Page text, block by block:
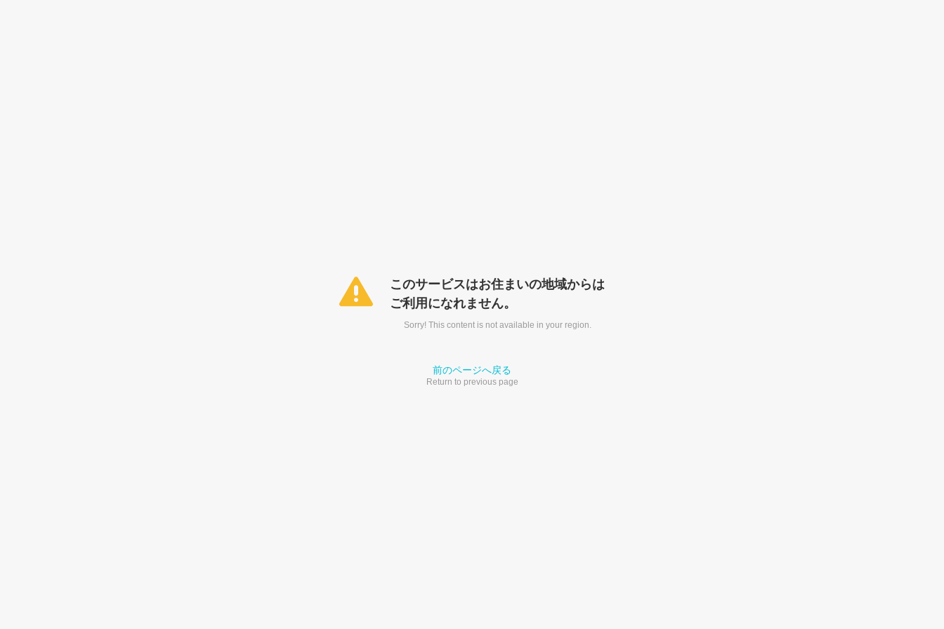
このサービスはお住まいの地域からは
ご利用になれません。
Sorry! This content is not available in your region.
前のページへ戻る
Return to previous page